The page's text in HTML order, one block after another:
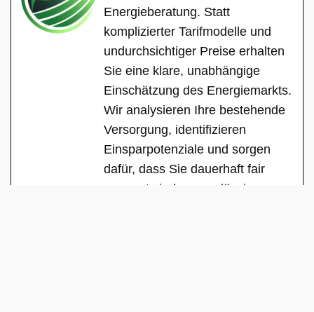
Energieberatung. Statt
komplizierter Tarifmodelle und
undurchsichtiger Preise erhalten
Sie eine klare, unabhängige
Einschätzung des Energiemarkts.
Wir analysieren Ihre bestehende
Versorgung, identifizieren
Einsparpotenziale und sorgen
dafür, dass Sie dauerhaft fair
versorgt sind – zuverlässig,